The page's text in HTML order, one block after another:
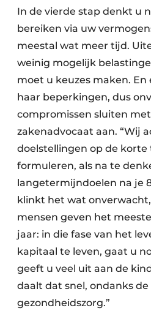
In de vierde stap denkt u
bereiken via uw
meestal wat meer tijd.
weinig mogelijk
moet u keuzes maken. En
haar beperkingen, dus
compromissen sluiten
zakenadvocaat aan. “Wij
doelstellingen op de
formuleren, als na te
langetermijndoelen na je
klinkt het wat
mensen geven het
jaar: in die fase van het
kapitaal te leven, gaat u
geeft u veel uit aan de
daalt dat snel, ondanks
gezondheidszorg.”